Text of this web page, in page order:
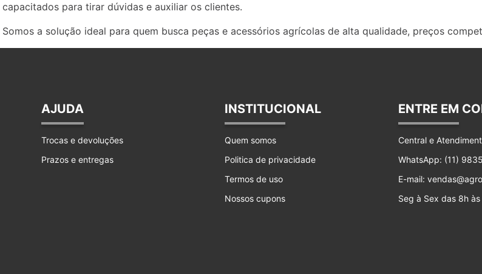
capacitados para tirar dúvidas e auxiliar os clientes.
Somos a solução ideal para quem busca peças e acessórios agrícolas de alta qualidade, preços
AJUDA
Trocas e devoluções
Prazos e entregas
INSTITUCIONAL
Quem somos
Politica de privacidade
Termos de uso
Nossos cupons
ENTRE EM
Central e
WhatsApp: (11)
E-mail:
Seg à Sex das 8h